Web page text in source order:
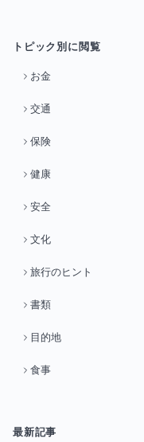
トピック別に閲覧
お金
交通
保険
健康
安全
文化
旅行のヒント
書類
目的地
食事
最新記事